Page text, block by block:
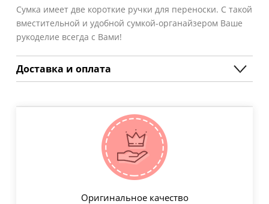
Сумка имеет две короткие ручки для переноски. С такой
вместительной и удобной сумкой-органайзером Ваше
рукоделие всегда с Вами!
Доставка и оплата
Оригинальное качество